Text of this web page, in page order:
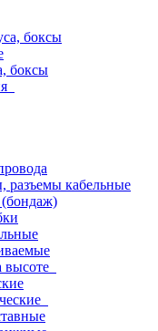
боксы
боксы
разъемы кабельные
высоте